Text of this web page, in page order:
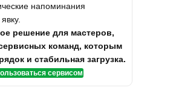
напоминания
решение для мастеров,
команд, которым
и стабильная загрузка.
сервисом